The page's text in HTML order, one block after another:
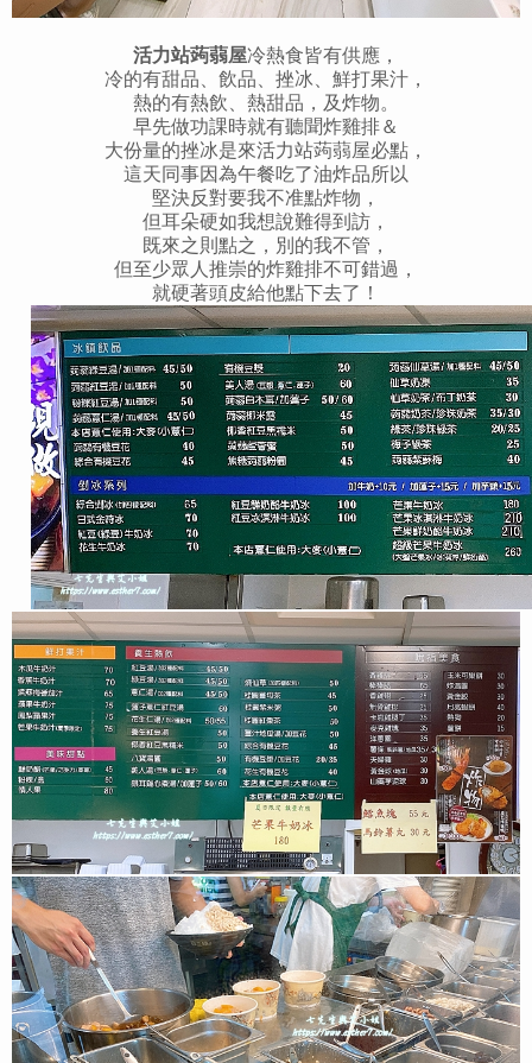
活力站蒟蒻屋冷熱食皆有供應，
冷的有甜品、飲品、挫冰、鮮打果汁，
熱的有熱飲、熱甜品，及炸物。
早先做功課時就有聽聞炸雞排＆
大份量的挫冰是來活力站蒟蒻屋必點，
這天同事因為午餐吃了油炸品所以
堅決反對要我不准點炸物，
但耳朵硬如我想說難得到訪，
既來之則點之，別的我不管，
但至少眾人推崇的炸雞排不可錯過，
就硬著頭皮給他點下去了！